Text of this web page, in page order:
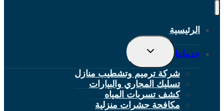
الرئيسية
خدماتنا
تبديل
القائمة
شركة ترميم وتشطيب منازل
تسليك المجاري والبيارات
كشف تسربات المياه
مكافحة حشرات منزلية